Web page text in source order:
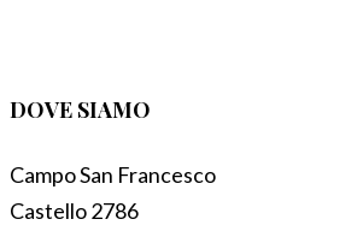
DOVE SIAMO
Campo San Francesco
Castello 2786